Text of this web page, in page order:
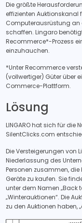
Die größte
effizienten Auktionskanal
Computerausrüstung an
schaffen. Lingaro
Recommerce*-Prozess
einzuhauchen.
*Unter Recommerce
(vollwertiger) Güter über
Commerce-Plattform.
Lösung
LINGARO hat sich für die
SilentClicks.com
Die Versteigerungen von
Niederlassung des
Personen zusammen,
Geräte zu kaufen. Sie
unter dem Namen „Back
„Winterauktionen“. Die
zu den Auktionen haben,